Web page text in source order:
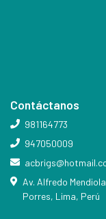
Contáctanos
981164773
947050009
Av. Alfredo
Porres, Lima, Perú